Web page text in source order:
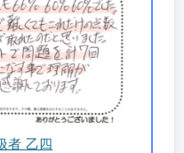
者 乙四